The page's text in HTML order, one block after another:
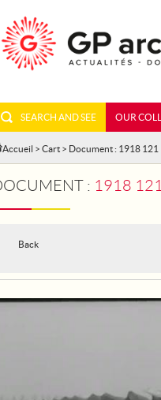
SEARCH AND SEE OUR
Accueil > Cart > Document : 1918 121
: 1918
Back